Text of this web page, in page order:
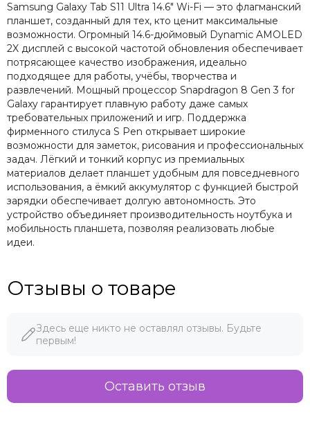
Samsung Galaxy Tab S11 Ultra 14.6" Wi-Fi — это флагманский
планшет, созданный для тех, кто ценит максимальные
возможности. Огромный 14.6-дюймовый Dynamic AMOLED
2X дисплей с высокой частотой обновления обеспечивает
потрясающее качество изображения, идеально
подходящее для работы, учёбы, творчества и
развлечений. Мощный процессор Snapdragon 8 Gen 3 for
Galaxy гарантирует плавную работу даже самых
требовательных приложений и игр. Поддержка
фирменного стилуса S Pen открывает широкие
возможности для заметок, рисования и профессиональных
задач. Лёгкий и тонкий корпус из премиальных
материалов делает планшет удобным для повседневного
использования, а ёмкий аккумулятор с функцией быстрой
зарядки обеспечивает долгую автономность. Это
устройство объединяет производительность ноутбука и
мобильность планшета, позволяя реализовать любые
идеи.
Отзывы о товаре
Здесь еще никто не оставлял отзывы. Будьте
первым!
Оставить отзыв